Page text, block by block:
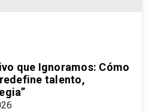
que Ignoramos: Cómo
talento,